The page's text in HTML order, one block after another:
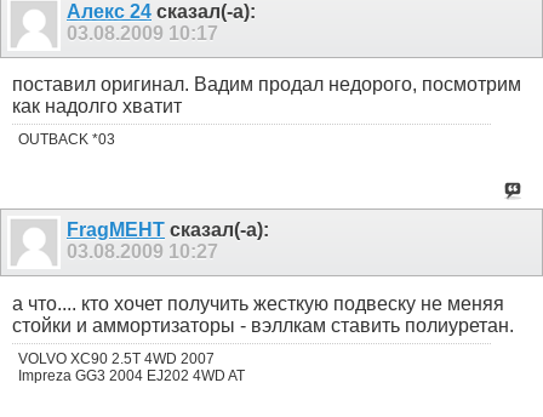
Алекс 24 сказал(-а):
03.08.2009 10:17
поставил оригинал. Вадим продал недорого, посмотрим
как надолго хватит
OUTBACK *03
FragMEHT сказал(-а):
03.08.2009 10:27
а что.... кто хочет получить жесткую подвеску не меняя
стойки и аммортизаторы - вэллкам ставить полиуретан.
VOLVO XC90 2.5T 4WD 2007
Impreza GG3 2004 EJ202 4WD AT